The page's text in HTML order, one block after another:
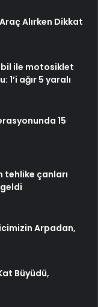
Alırken Dikkat
ile motosiklet
ağır 5 yaralı
15
tehlike çanları
Arpadan,
Büyüdü,